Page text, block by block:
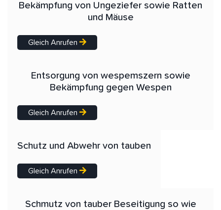
Bekämpfung von Ungeziefer sowie Ratten
und Mäuse
Gleich Anrufen
Entsorgung von wespemszern sowie
Bekämpfung gegen Wespen
Gleich Anrufen
Schutz und Abwehr von tauben
Gleich Anrufen
Schmutz von tauber Beseitigung so wie